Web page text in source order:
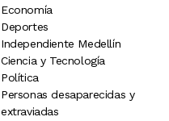
Economía
Deportes
Independiente Medellín
Ciencia y Tecnología
Política
Personas desaparecidas y
extraviadas